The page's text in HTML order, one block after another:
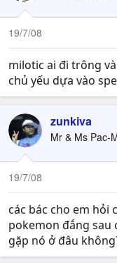
19/7/08
milotic ai đi trông
chủ yếu dựa vào
zunkiva
Mr & Ms Pac-
19/7/08
các bác cho em hỏi
pokemon đắng sau
gặp nó ở đâu